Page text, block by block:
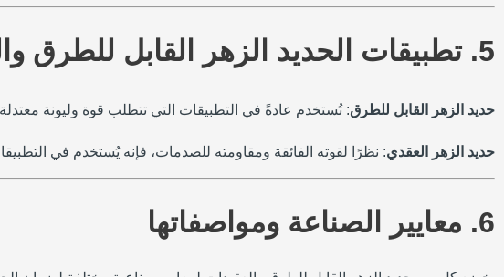
5. تطبيقات الحديد الزهر القابل للطرق والحديد الزهر العقدي
حديد الزهر القابل للطرق: تُستخدم عادةً في التطبيقات التي تتطلب قوة وليونة
حديد الزهر العقدي: نظرًا لقوته الفائقة ومقاومته للصدمات، فإنه يُستخدم في
6. معايير الصناعة ومواصفاتها